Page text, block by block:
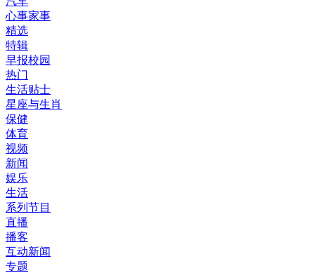
心事家事
精选
特辑
早报校园
热门
生活贴士
星座与生肖
保健
体育
视频
新闻
娱乐
生活
系列节目
直播
播客
互动新闻
专题